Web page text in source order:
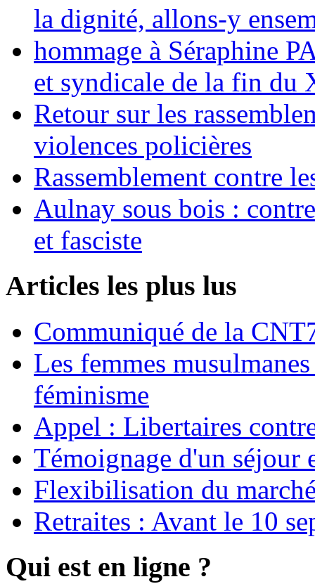
la dignité, allons-y
hommage à Séraphine
et syndicale de la fin du
Retour sur les
violences policières
Rassemblement contre
Aulnay sous bois :
et fasciste
Articles les plus lus
Communiqué de la
Les femmes
féminisme
Appel : Libertaires
Témoignage d'un séjour
Flexibilisation du
Retraites : Avant le 10
Qui est en ligne ?